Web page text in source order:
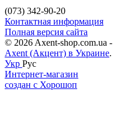
(073) 342-90-20
Контактная информация
Полная версия сайта
© 2026 Axent-shop.com.ua -
Axent (Акцент) в Украине.
Укр Рус
Интернет-магазин
создан с Хорошоп